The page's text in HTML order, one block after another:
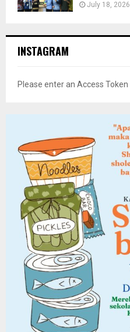
July 18, 2026
INSTAGRAM
Please enter an Access Token